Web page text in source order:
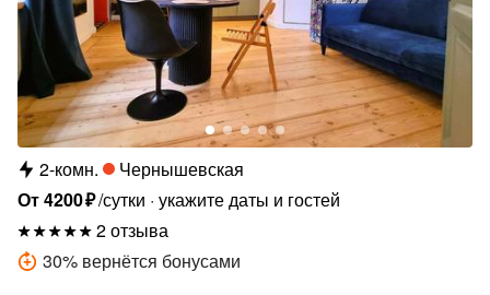
2-комн.
Чернышевская
От4200₽/сутки укажите даты и гостей
2 отзыва
30% вернётся бонусами